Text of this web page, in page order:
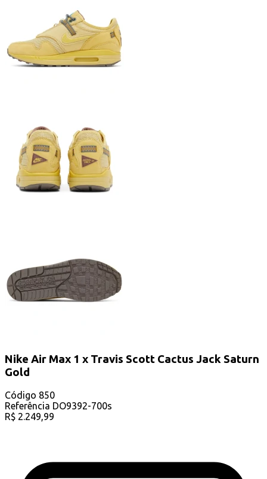
Nike Air Max 1 x Travis Scott Cactus Jack Saturn
Gold
Código 850
Referência DO9392-700s
R$ 2.249,99